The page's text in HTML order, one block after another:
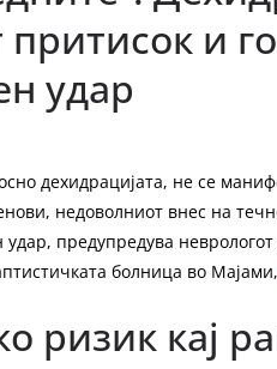
и
удар
дехидрацијата, не се
недоволниот внес на
предупредува неврологот
болница во Мајами,
ризик кај